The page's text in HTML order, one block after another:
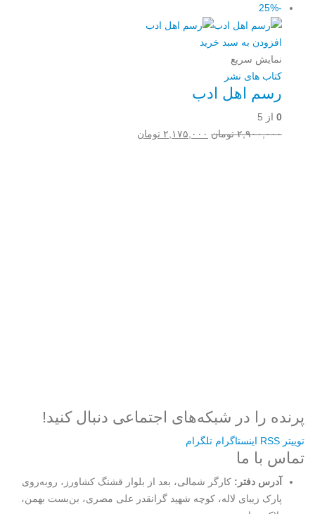
۱,۳۵۰,۰۰۰ تومان
بود.
-25%
افزودن به سبد خرید
نمایش سریع
کتاب های نشر
رسم اهل ادب
0 از 5
۲,۹۰۰,۰۰۰ تومان قیمت
۲,۱۷۵,۰۰۰ تومان
پرنده را در شبکه‌های اجتماعی دنبال کنید!
توییتر RSS اینستاگرام تلگرام
تماس با ما
آدرس دفتر: کارگر شمالی، بعد از بلوار قشنگ کشاورز، روبه‌روی
پارک زیبای لاله، کوچه شهید گرانقدر علی مصری، بن‌بست بهمن،